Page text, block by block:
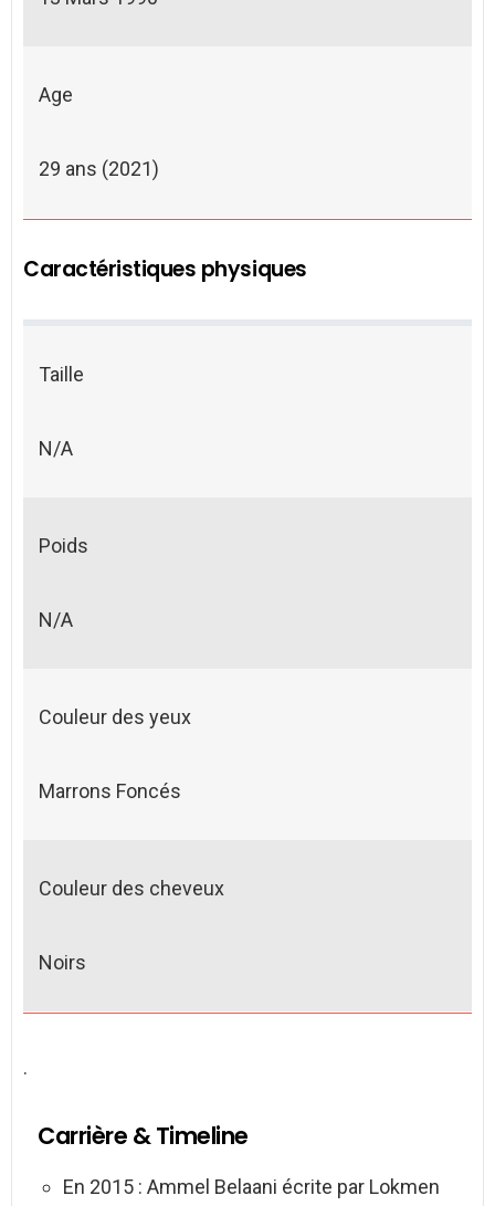
Age
29 ans (2021)
Caractéristiques physiques
Taille
N/A
Poids
N/A
Couleur des yeux
Marrons Foncés
Couleur des cheveux
Noirs
.
Carrière & Timeline
En 2015 : Ammel Belaani écrite par Lokmen